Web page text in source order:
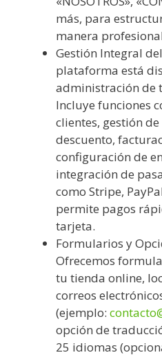
más, para
manera
Gestión Integral
plataforma está
administración de
Incluye funciones
clientes, gestión
descuento,
configuración de
integración de
como Stripe,
permite pagos
tarjeta.
Formularios y
Ofrecemos
tu tienda online,
correos
(ejemplo:
opción de
25 idiomas